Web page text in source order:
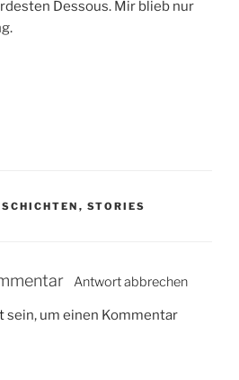
Dessous. Mir blieb nur
, STORIES
Antwort abbrechen
sein, um einen Kommentar